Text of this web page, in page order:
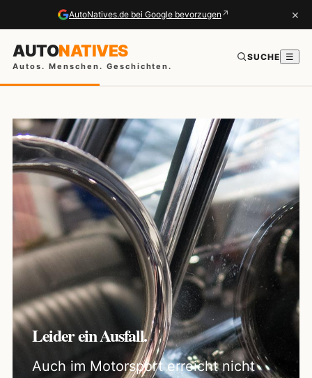
AutoNatives.de bei Google bevorzugen ↗ ×
AUTONATIVES
Autos. Menschen. Geschichten.
SUCHE ☰
Leider ein Ausfall.
Auch im Motorsport erreicht nicht